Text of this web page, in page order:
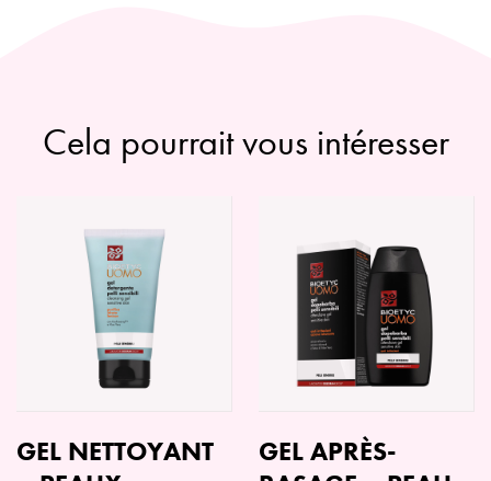
Cela pourrait vous intéresser
GEL NETTOYANT
GEL APRÈS-